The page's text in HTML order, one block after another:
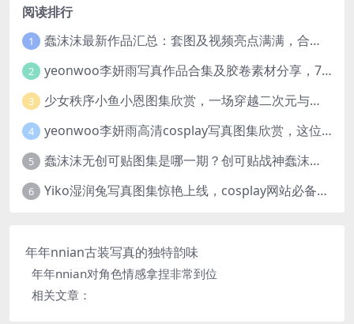
阅读排行
1 蠢沫沫最新作品汇总：套图及视频亮点满满，合集一次看够
2 yeonwoo李妍雨写真作品合集及胶卷素材分享，7套牛奶胶卷完整版高清图片
3 少女秩序小鱼小恩图集欣赏，一场穿越二次元与现实的视觉盛宴
4 yeonwoo李妍雨高清cosplay写真图集欣赏，这位女神太美了
5 蠢沫沫无创可贴图集是哪一期？创可贴战神蠢沫沫合集欣赏
6 Yiko湿润兔写真图集惊艳上线，cosplay网站必备作品推荐
年年nnian古装写真的独特韵味
年年nnian对角色情感拿捏非常到位
相关文章：